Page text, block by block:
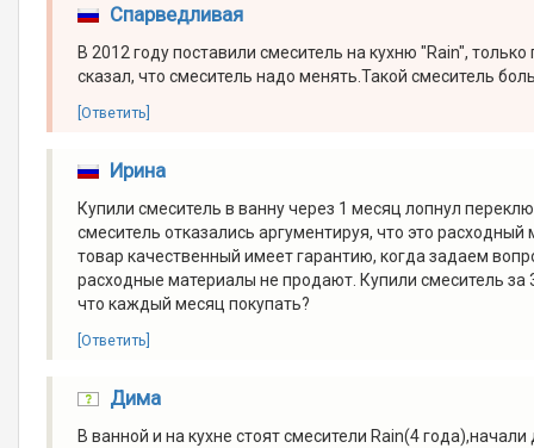
Спарведливая
В 2012 году поставили смеситель на кухню "Rain",
сказал, что смеситель надо менять.Такой смеситель
[Ответить]
Ирина
Купили смеситель в ванну через 1 месяц лопнул
смеситель отказались аргументируя, что это
товар качественный имеет гарантию, когда задаем
расходные материалы не продают. Купили смеситель
что каждый месяц покупать?
[Ответить]
Дима
В ванной и на кухне стоят смесители Rain(4